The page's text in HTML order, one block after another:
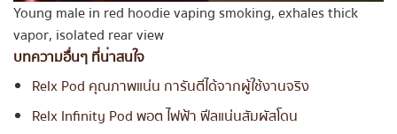
Young male in red hoodie vaping smoking, exhales thick
vapor, isolated rear view
บทความอื่นๆ ที่น่าสนใจ
Relx Pod คุณภาพแน่น การันตีได้จากผู้ใช้งานจริง
Relx Infinity Pod พอต ไฟฟ้า ฟีลแน่นสัมผัสโดน